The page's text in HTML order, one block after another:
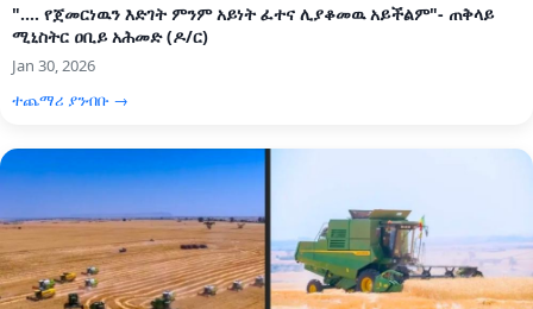
".... የጀመርነዉን እድገት ምንም አይነት ፈተና ሊያቆመዉ አይችልም"- ጠቅላይ
ሚኒስትር ዐቢይ አሕመድ (ዶ/ር)
Jan 30, 2026
ተጨማሪ ያንብቡ →